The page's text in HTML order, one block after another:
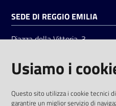
SEDE DI REGGIO EMILIA
Piazza della Vittoria, 3
Tel.0522 7961
Usiamo i
Questo sito utilizza i cookie tecnici
garantire un miglior servizio di